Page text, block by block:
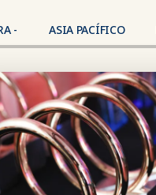
- ASIA PACÍFICO